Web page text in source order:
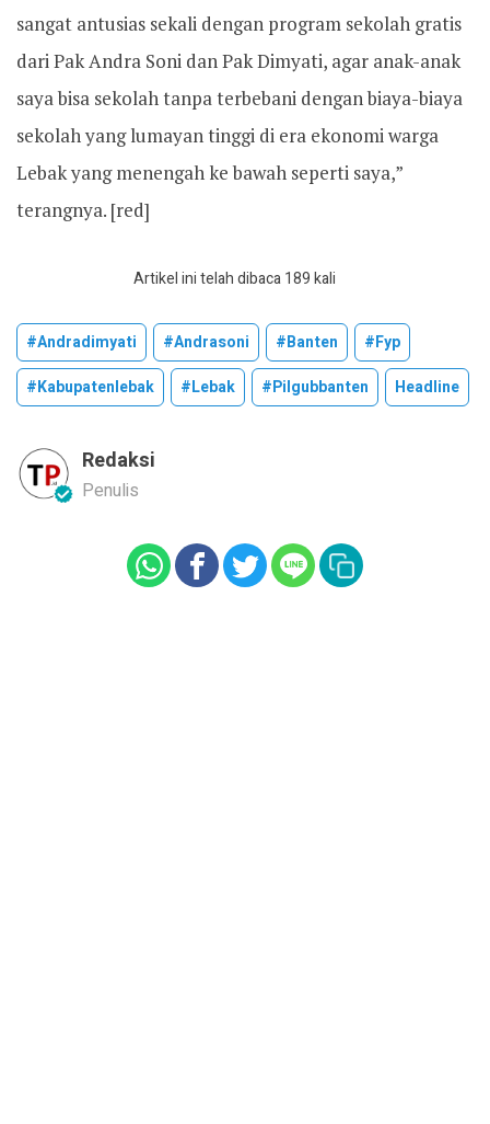
sangat antusias sekali dengan program sekolah gratis
dari Pak Andra Soni dan Pak Dimyati, agar anak-anak
saya bisa sekolah tanpa terbebani dengan biaya-biaya
sekolah yang lumayan tinggi di era ekonomi warga
Lebak yang menengah ke bawah seperti saya,”
terangnya. [red]
Artikel ini telah dibaca 189 kali
#andradimyati #andrasoni #banten
#fyp
#kabupatenlebak
#lebak #pilgubbanten Headline
Redaksi
Penulis